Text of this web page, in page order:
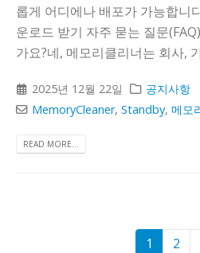
롭게 어디에나 배포가 가능합니
운로드 받기 자주 묻는 질문
가요?네, 메모리클리너는 회사,
2025년 12월 22일
공지사항
MemoryCleaner,Standby,메모
READ MORE...
1 2